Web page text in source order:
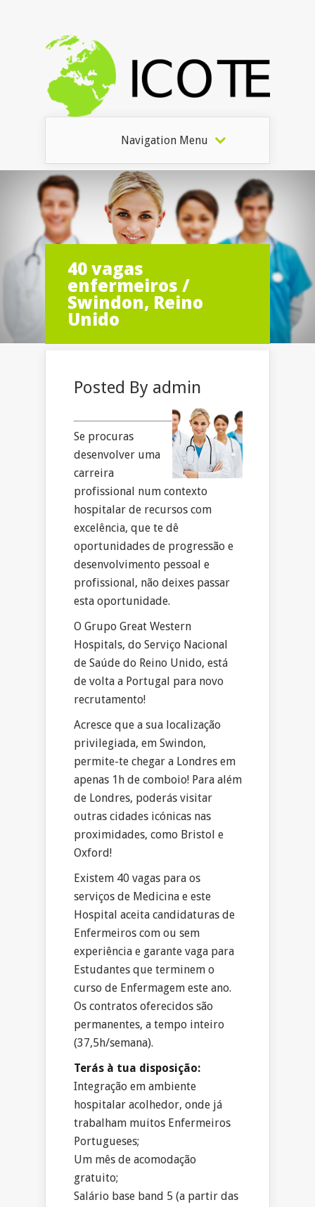
Navigation Menu
40 vagas
enfermeiros /
Swindon, Reino
Unido
Posted By admin
Se procuras
desenvolver uma
carreira
profissional num contexto
hospitalar de recursos com
excelência, que te dê
oportunidades de progressão e
desenvolvimento pessoal e
profissional, não deixes passar
esta oportunidade.
O Grupo Great Western
Hospitals, do Serviço Nacional
de Saúde do Reino Unido, está
de volta a Portugal para novo
recrutamento!
Acresce que a sua localização
privilegiada, em Swindon,
permite-te chegar a Londres em
apenas 1h de comboio! Para além
de Londres, poderás visitar
outras cidades icónicas nas
proximidades, como Bristol e
Oxford!
Existem 40 vagas para os
serviços de Medicina e este
Hospital aceita candidaturas de
Enfermeiros com ou sem
experiência e garante vaga para
Estudantes que terminem o
curso de Enfermagem este ano.
Os contratos oferecidos são
permanentes, a tempo inteiro
(37,5h/semana).
Terás à tua disposição:
Integração em ambiente
hospitalar acolhedor, onde já
trabalham muitos Enfermeiros
Portugueses;
Um mês de acomodação
gratuito;
Salário base band 5 (a partir das